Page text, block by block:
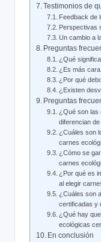
Testimonios de
Feedback de
Perspectivas
Un cambio a
Preguntas
¿Qué
¿Es más
¿Por qué
¿Existen
Preguntas
¿Qué son las
diferencian
¿Cuáles son
carnes
¿Cómo se
carnes
¿Por qué es
al elegir
¿Cuáles son
certificadas y
¿Qué hay
ecológicas
En conclusión